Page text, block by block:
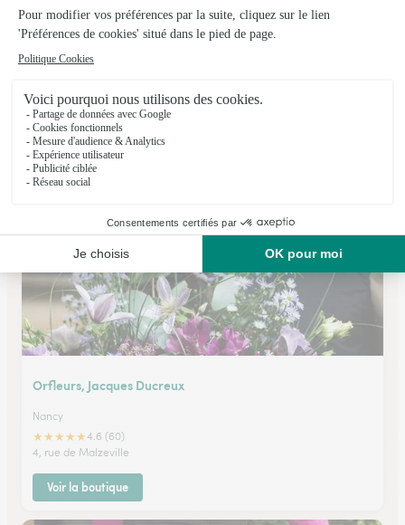
Center Fleurs
Nancy
★★★★★4.9 (184)
Place Henry Mengin
Orfleurs, Jacques Ducreux
Nancy
★★★★★4.6 (60)
4, rue de Malzeville
Voir la boutique